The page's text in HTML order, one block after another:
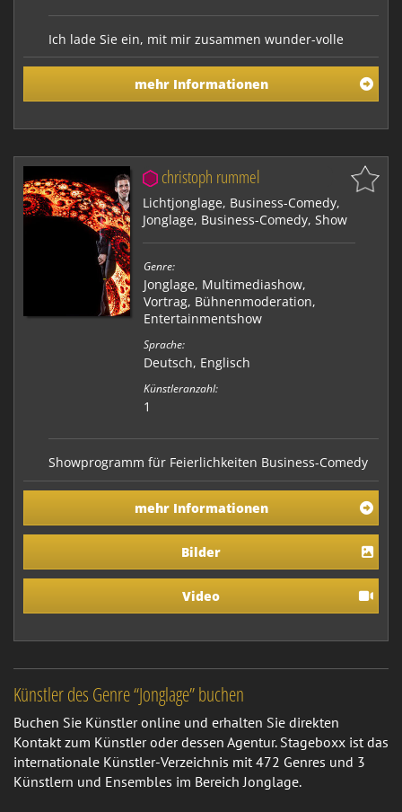
Ich lade Sie ein, mit mir zusammen wunder-volle
Geschichten voller Wunder zu erleben. Wir tauchen
die im Gedächtnis bleiben. Ich zaubere und erzähle
spannend, humorvoll, außergewöhnlich - und auf
jeden Fall mit einem höchst überraschenden Ende. …
mehr Informationen
christoph rummel
Lichtjonglage, Business-Comedy,
Jonglage, Business-Comedy, Show
Genre:
Jonglage, Multimediashow,
Vortrag, Bühnenmoderation,
Entertainmentshow
Sprache:
Deutsch, Englisch
Künstleranzahl:
1
Showprogramm für Feierlichkeiten Business-Comedy
und Impulsvorträge für Firmenveranstaltungen,
Module für digitale Veranstaltungen
mehr Informationen
Bilder
Video
Künstler des Genre “Jonglage” buchen
Buchen Sie Künstler online und erhalten Sie direkten
Kontakt zum Künstler oder dessen Agentur. Stageboxx ist das
internationale Künstler-Verzeichnis mit 472 Genres und 3
Künstlern und Ensembles im Bereich Jonglage.